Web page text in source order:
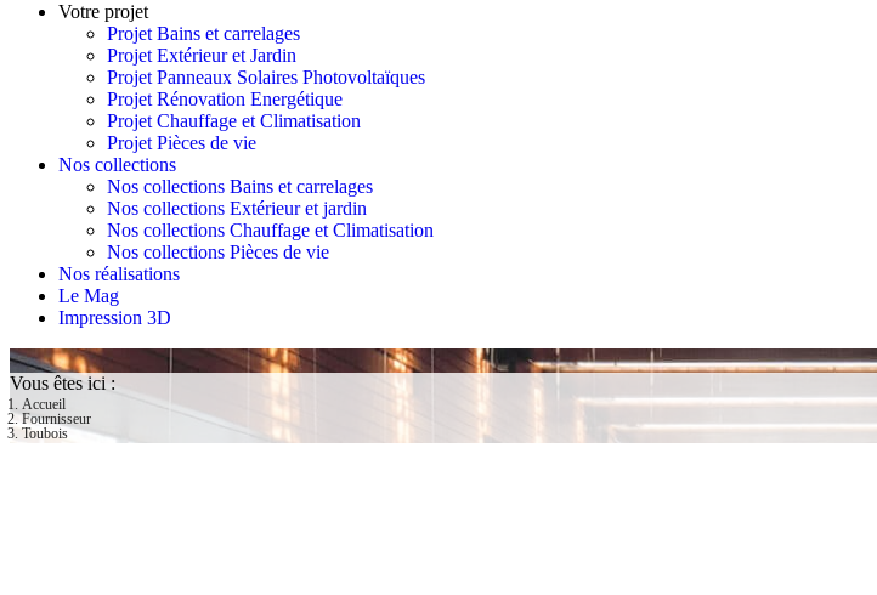
Votre projet
Projet Bains et carrelages
Projet Extérieur et Jardin
Projet Panneaux Solaires Photovoltaïques
Projet Rénovation Energétique
Projet Chauffage et Climatisation
Projet Pièces de vie
Nos collections
Nos collections Bains et carrelages
Nos collections Extérieur et jardin
Nos collections Chauffage et Climatisation
Nos collections Pièces de vie
Nos réalisations
Le Mag
Impression 3D
Vous êtes ici :
Accueil
Fournisseur
Toubois